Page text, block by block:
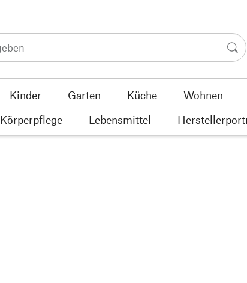
Kinder Garten Küche Wohnen
Körperpflege Lebensmittel